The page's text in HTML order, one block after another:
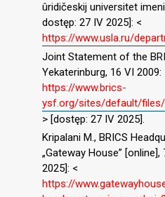
ûridičeskij universitet imeni
dostęp: 27 IV 2025]: <
https://www.usla.ru/
Joint Statement of the
Yekaterinburg, 16 VI 2009:
https://www.brics-
ysf.org/sites/default/
> [dostęp: 27 IV 2025].
Kripalani M., BRICS
„Gateway House”
2025]: <
https://